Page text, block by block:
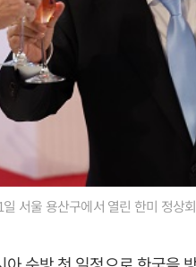
서울 용산구에서 열린 한미 정상